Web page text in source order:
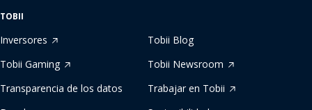
TOBII
Inversores
Tobii Blog
Tobii Gaming
Tobii Newsroom
Transparencia de los datos
Trabajar en Tobii